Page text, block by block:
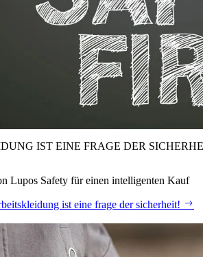
IST EINE FRAGE DER
Lupos Safety für einen intelligenten Kauf
ist eine frage der sicherheit!